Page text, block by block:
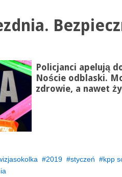
Policjanci apelują
Noście odblaski.
zdrowie, a nawet
2019 styczeń kpp